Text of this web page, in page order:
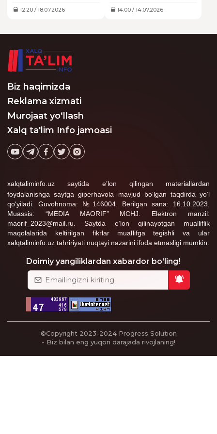
izoh berdi. Uning
sababi qanday
ahamiyatga ega. Chunki
Mehnat kodeksining
266-moddasida bunday
holatlar uchun turli
12:20 / 18.07.2026
maktabgacha ta’lim
masalasi ko‘rib
14:00 / 14.07.2026
Biz haqimizda
Reklama xizmati
Murojaat yo‘llash
Xalq ta'lim Info jamoasi
xalqtaliminfo.uz saytida e’lon qilingan materiallardan
foydalanishga saytga giperhavola mavjud bo‘lgan taqdirda yo‘l
qo‘yiladi. Guvohnoma: №146004. Berilgan sana: 16.10.2023.
Muassis: “MEDIA MAORIF” MCHJ. Elektron manzil:
maorif_2023@mail.ru. Saytda e’lon qilinayotgan mualliflik
maqolalarida keltirilgan fikrlar muallifga tegishli va ular
xalqtaliminfo.uz tahririyati nuqtayi nazarini ifoda etmasligi mumkin.
Doimiy yangiliklardan xabardor bo‘ling!
©Copyright 2023-2024 Progress Solution
- Biz bilan eng yuqori darajada rivojlaning!